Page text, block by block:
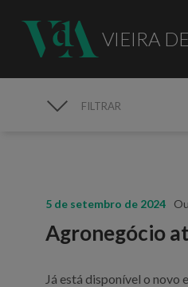
VIEIRA
FILTRAR
5 de setembro de 2024
Agronegócio
Já está disponível o novo